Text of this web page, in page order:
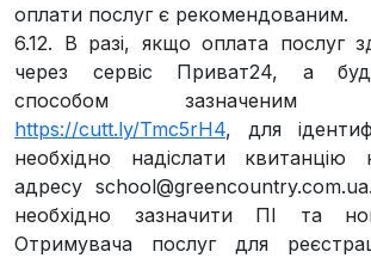
оплати послуг є рекомендованим.
6.12. В разі, якщо оплата послуг
через сервіс Приват24, а
способом
https://cutt.ly/Tmc5rH4, для
необхідно надіслати квитанцію
адресу school@greencountry.com.ua
необхідно зазначити ПІ та
Отримувача послуг для